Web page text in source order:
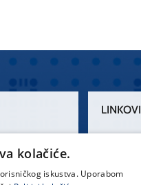
LINKOVI
kolačiće.
iskustva. Uporabom